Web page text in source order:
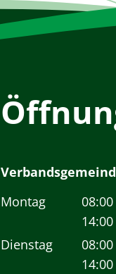
Montag
08:00
Von
14:00
Von
Dienstag 08:00
Von
14:00